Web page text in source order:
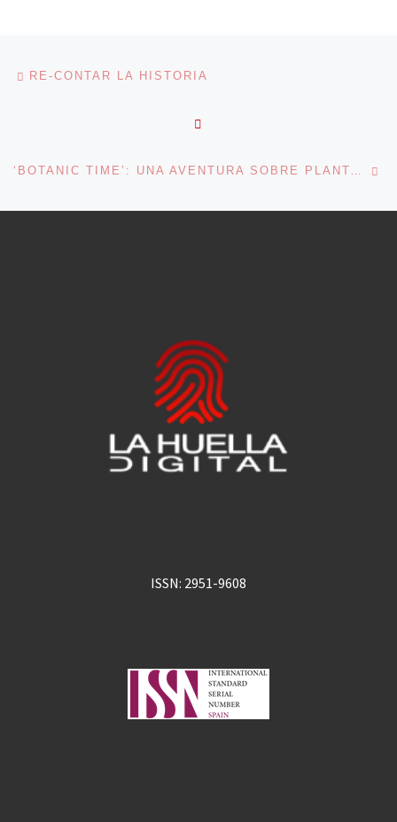
Navegación de entradas
RE-CONTAR LA HISTORIA
ISSN: 2951-9608